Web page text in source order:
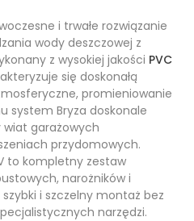
i trwałe rozwiązanie
wody deszczowej z
z wysokiej jakości PVC
się doskonałą
promieniowanie
system Bryza doskonale
wiat garażowych
przydomowych.
to kompletny zestaw
narożników i
i szczelny montaż bez
narzędzi.